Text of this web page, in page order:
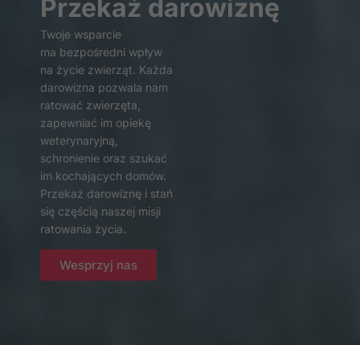
Przekaż darowiznę
Twoje wsparcie
ma bezpośredni wpływ
na życie zwierząt. Każda
darowizna pozwala nam
ratować zwierzęta,
zapewniać im opiekę
weterynaryjną,
schronienie oraz szukać
im kochających domów.
Przekaż darowiznę i stań
się częścią naszej misji
ratowania życia.
Wesprzyj nas